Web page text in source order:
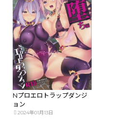
Nプロエロトラップダンジ
ョン
2024年01月13日